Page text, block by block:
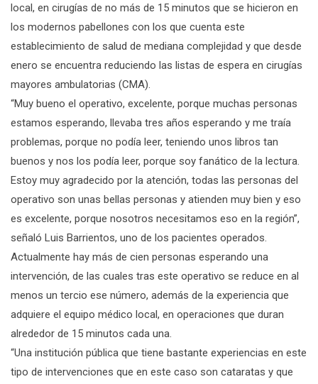
local, en cirugías de no más de 15 minutos que se hicieron en
los modernos pabellones con los que cuenta este
establecimiento de salud de mediana complejidad y que desde
enero se encuentra reduciendo las listas de espera en cirugías
mayores ambulatorias (CMA).
“Muy bueno el operativo, excelente, porque muchas personas
estamos esperando, llevaba tres años esperando y me traía
problemas, porque no podía leer, teniendo unos libros tan
buenos y nos los podía leer, porque soy fanático de la lectura.
Estoy muy agradecido por la atención, todas las personas del
operativo son unas bellas personas y atienden muy bien y eso
es excelente, porque nosotros necesitamos eso en la región”,
señaló Luis Barrientos, uno de los pacientes operados.
Actualmente hay más de cien personas esperando una
intervención, de las cuales tras este operativo se reduce en al
menos un tercio ese número, además de la experiencia que
adquiere el equipo médico local, en operaciones que duran
alrededor de 15 minutos cada una.
“Una institución pública que tiene bastante experiencias en este
tipo de intervenciones que en este caso son cataratas y que